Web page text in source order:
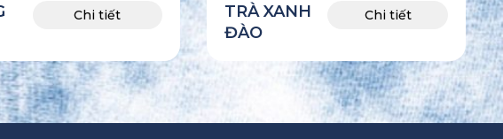
Chi tiết
TRÀ XANH
ĐÀO
Chi tiết